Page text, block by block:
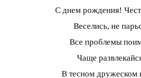
С днем рождения!
Веселись, не
Все проблемы
Чаще
В тесном дружеском